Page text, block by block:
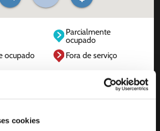
cookies
Parcialmente
ocupado
ocupado
Fora de serviço